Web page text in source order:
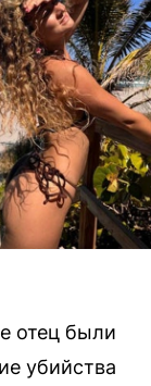
отец были
убийства